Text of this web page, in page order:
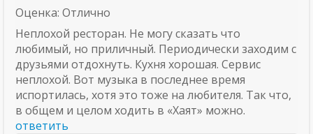
Оценка: Отлично
Неплохой ресторан. Не могу сказать что
любимый, но приличный. Периодически заходим с
друзьями отдохнуть. Кухня хорошая. Сервис
неплохой. Вот музыка в последнее время
испортилась, хотя это тоже на любителя. Так что,
в общем и целом ходить в «Хаят» можно.
ответить